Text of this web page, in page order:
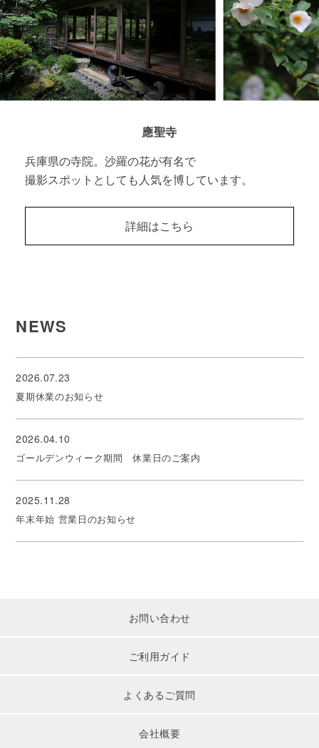
應聖寺
兵庫県の寺院。沙羅の花が有名で
撮影スポットとしても人気を博しています。
詳細はこちら
NEWS
2026.07.23
夏期休業のお知らせ
2026.04.10
ゴールデンウィーク期間 休業日のご案内
2025.11.28
年末年始 営業日のお知らせ
お問い合わせ
ご利用ガイド
よくあるご質問
会社概要